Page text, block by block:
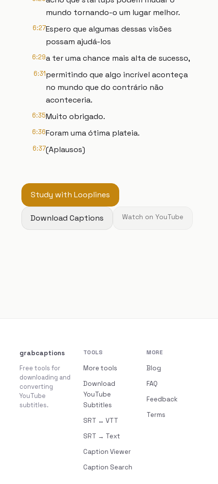
mundo tornando-o um lugar melhor.
6:27Espero que algumas dessas visões
possam ajudá-los
6:29a ter uma chance mais alta de sucesso,
6:31permitindo que algo incrível aconteça
no mundo que do contrário não
aconteceria.
6:35Muito obrigado.
6:36Foram uma ótima plateia.
6:37(Aplausos)
Study with Looplines
Download Captions Watch on YouTube
grabcaptions
Free tools for
downloading and
converting
YouTube
subtitles.
TOOLS
More tools
Download
YouTube
Subtitles
SRT ↔ VTT
SRT → Text
Caption Viewer
Caption Search
MORE
Blog
FAQ
Feedback
Terms